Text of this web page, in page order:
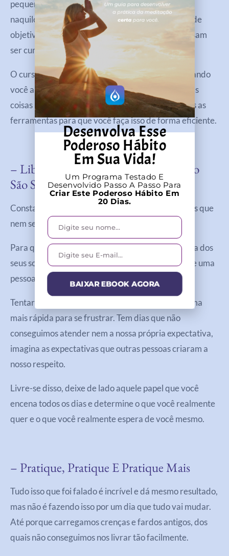
pequenas mudanças de maneira constante. Pense
naquilo que você precisa para chegar ao seu grande
objetivo e divida isso em pequenas ações que possam
ser cumpridas diariamente.
O cursoHábitos PEPtrata justamente disso, ajudando
você a entender a importância de mudar pequenas
coisas para alcançar grandes metas e dando todas as
ferramentas para que você faça isso de forma eficiente.
– Liberte-Se De Expectativas Que Não
São Suas
Constantemente somos cobrados a cumprir papéis que
nem sempre são aqueles que desejamos.
Para que seja possível realmente manifestar a vida dos
seus sonhos, você só deve dar ouvidos a opinião de uma
pessoa: você mesmo!
Tentar atender as expectativas dos outros é a forma
mais rápida para se frustrar. Tem dias que não
conseguimos atender nem a nossa própria expectativa,
imagina as expectativas que outras pessoas criaram a
nosso respeito.
Livre-se disso, deixe de lado aquele papel que você
encena todos os dias e determine o que você realmente
quer e o que você realmente espera de você mesmo.
– Pratique, Pratique E Pratique Mais
Tudo isso que foi falado é incrível e dá mesmo resultado,
mas não é fazendo isso por um dia que tudo vai mudar.
Até porque carregamos crenças e fardos antigos, dos
quais não conseguimos nos livrar tão facilmente.
Desenvolva Esse
Poderoso Hábito
Em Sua Vida!
Um Programa Testado E
Desenvolvido Passo A Passo Para
Criar Este Poderoso Hábito Em
20 Dias.
BAIXAR EBOOK AGORA